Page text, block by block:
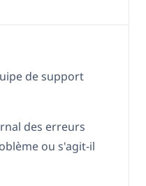
de support
des erreurs
ou s'agit-il